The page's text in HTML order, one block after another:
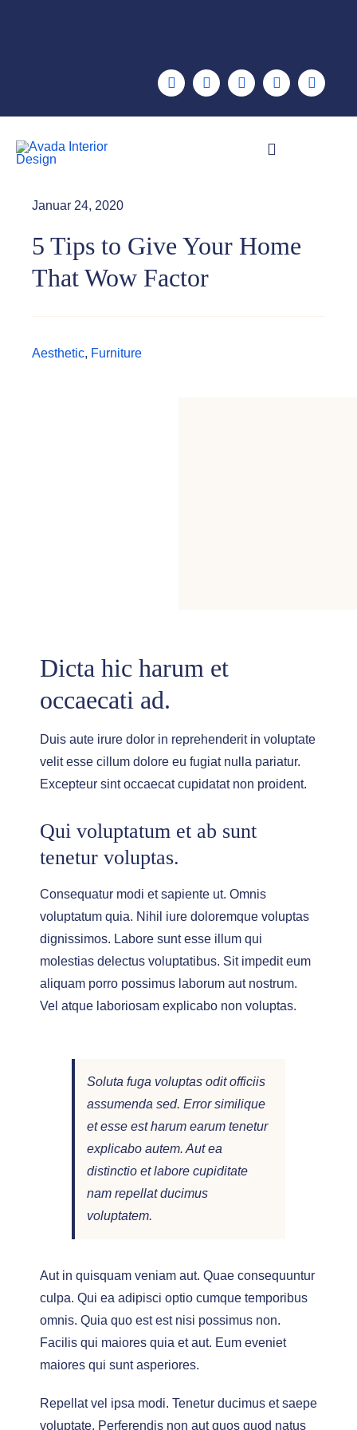
Toggle
CASES
Januar 24, 2020
5 Tips to Give Your Home
That Wow Factor
Aesthetic, Furniture
Dicta hic harum et
occaecati ad.
Duis aute irure dolor in reprehenderit in voluptate
velit esse cillum dolore eu fugiat nulla pariatur.
Excepteur sint occaecat cupidatat non proident.
Qui voluptatum et ab sunt
tenetur voluptas.
Consequatur modi et sapiente ut. Omnis
voluptatum quia. Nihil iure doloremque voluptas
dignissimos. Labore sunt esse illum qui
molestias delectus voluptatibus. Sit impedit eum
aliquam porro possimus laborum aut nostrum.
Vel atque laboriosam explicabo non voluptas.
Soluta fuga voluptas odit officiis
assumenda sed. Error similique
et esse est harum earum tenetur
explicabo autem. Aut ea
distinctio et labore cupiditate
nam repellat ducimus
voluptatem.
Aut in quisquam veniam aut. Quae consequuntur
culpa. Qui ea adipisci optio cumque temporibus
omnis. Quia quo est est nisi possimus non.
Facilis qui maiores quia et aut. Eum eveniet
maiores qui sunt asperiores.
Repellat vel ipsa modi. Tenetur ducimus et saepe
voluptate. Perferendis non aut quos quod natus